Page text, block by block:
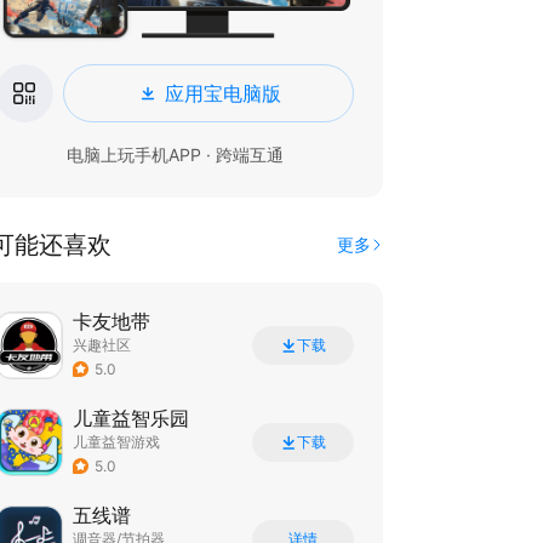
应用宝电脑版
电脑上玩手机APP · 跨端互通
能还喜欢 更多
卡友地带
兴趣社区
5.0
下载
儿童益智乐园
儿童益智游戏
5.0
下载
五线谱
调音器/节拍器 详情